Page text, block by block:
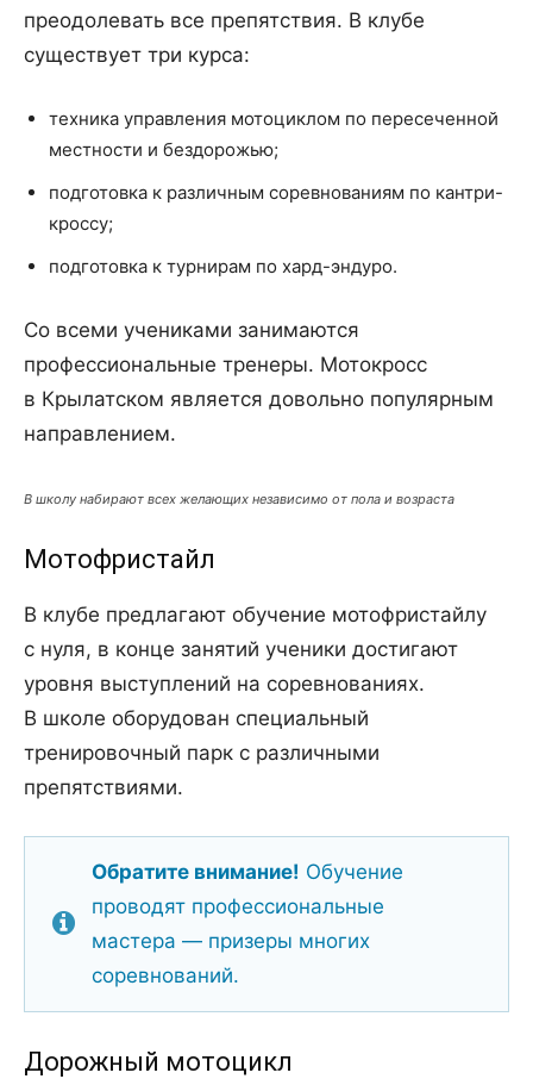
преодолевать все препятствия. В клубе
существует три курса:
техника управления мотоциклом по пересеченной
местности и бездорожью;
подготовка к различным соревнованиям по кантри-
кроссу;
подготовка к турнирам по хард-эндуро.
Со всеми учениками занимаются
профессиональные тренеры. Мотокросс
в Крылатском является довольно популярным
направлением.
В школу набирают всех желающих независимо от пола и возраста
Мотофристайл
В клубе предлагают обучение мотофристайлу
с нуля, в конце занятий ученики достигают
уровня выступлений на соревнованиях.
В школе оборудован специальный
тренировочный парк с различными
препятствиями.
Обратите внимание! Обучение
проводят профессиональные
мастера — призеры многих
соревнований.
Дорожный мотоцикл